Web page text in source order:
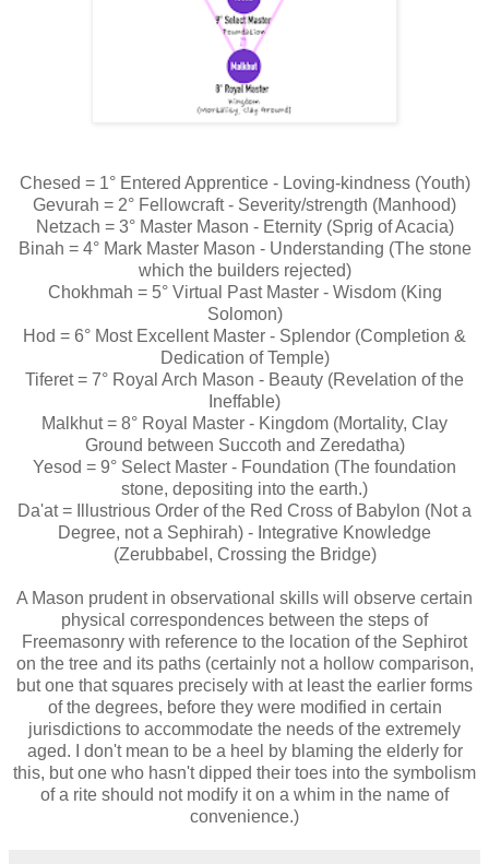
Chesed = 1° Entered Apprentice - Loving-kindness (Youth)
Gevurah = 2° Fellowcraft - Severity/strength (Manhood)
Netzach = 3° Master Mason - Eternity (Sprig of Acacia)
Binah = 4° Mark Master Mason - Understanding (The stone
which the builders rejected)
Chokhmah = 5° Virtual Past Master - Wisdom (King
Solomon)
Hod = 6° Most Excellent Master - Splendor (Completion &
Dedication of Temple)
Tiferet = 7° Royal Arch Mason - Beauty (Revelation of the
Ineffable)
Malkhut = 8° Royal Master - Kingdom (Mortality, Clay
Ground between Succoth and Zeredatha)
Yesod = 9° Select Master - Foundation (The foundation
stone, depositing into the earth.)
Da'at = Illustrious Order of the Red Cross of Babylon (Not a
Degree, not a Sephirah) - Integrative Knowledge
(Zerubbabel, Crossing the Bridge)
A Mason prudent in observational skills will observe certain
physical correspondences between the steps of
Freemasonry with reference to the location of the Sephirot
on the tree and its paths (certainly not a hollow comparison,
but one that squares precisely with at least the earlier forms
of the degrees, before they were modified in certain
jurisdictions to accommodate the needs of the extremely
aged. I don't mean to be a heel by blaming the elderly for
this, but one who hasn't dipped their toes into the symbolism
of a rite should not modify it on a whim in the name of
convenience.)